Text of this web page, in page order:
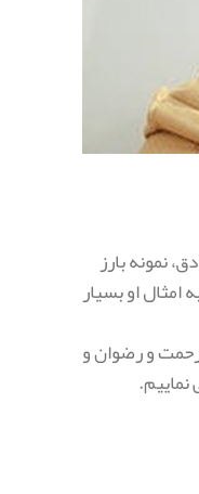
نمونه بارز
او بسیار
و رضوان و